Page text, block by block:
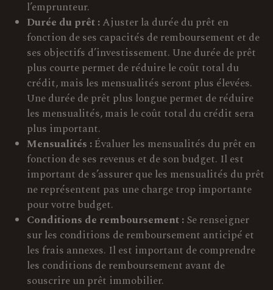
l’emprunteur.
Durée du prêt :Ajuster la durée du prêt en
fonction de ses capacités de remboursement et de
ses objectifs d’investissement. Une durée de prêt
plus courte permet de réduire le coût total du
crédit, mais les mensualités seront plus élevées.
Une durée de prêt plus longue permet de réduire
les mensualités, mais le coût total du crédit sera
plus important.
Mensualités :Évaluer les mensualités du prêt en
fonction de ses revenus et de son budget. Il est
important de s’assurer que les mensualités du prêt
ne représentent pas une charge trop importante
pour votre budget.
Conditions de remboursement :Se renseigner
sur les conditions de remboursement anticipé et
les frais annexes. Il est important de comprendre
les conditions de remboursement avant de
souscrire un prêt immobilier.